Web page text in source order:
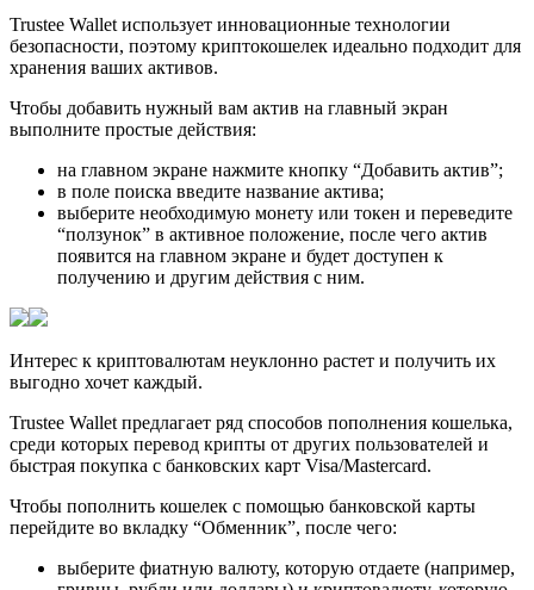
Trustee Wallet использует инновационные технологии
безопасности, поэтому криптокошелек идеально подходит для
хранения ваших активов.
Чтобы добавить нужный вам актив на главный экран
выполните простые действия:
на главном экране нажмите кнопку “Добавить актив”;
в поле поиска введите название актива;
выберите необходимую монету или токен и переведите
“ползунок” в активное положение, после чего актив
появится на главном экране и будет доступен к
получению и другим действия с ним.
Интерес к криптовалютам неуклонно растет и получить их
выгодно хочет каждый.
Trustee Wallet предлагает ряд способов пополнения кошелька,
среди которых перевод крипты от других пользователей и
быстрая покупка с банковских карт Visa/Mastercard.
Чтобы пополнить кошелек с помощью банковской карты
перейдите во вкладку “Обменник”, после чего:
выберите фиатную валюту, которую отдаете (например,